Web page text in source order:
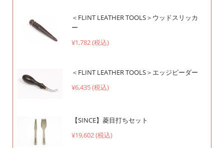
＜FLINT LEATHER TOOLS＞ウッドスリッカ
ー
¥1,782 (税込)
＜FLINT LEATHER TOOLS＞エッジビーダー
¥6,435 (税込)
【SINCE】菱目打ちセット
¥19,602 (税込)